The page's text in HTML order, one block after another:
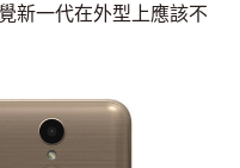
新一代在外型上應該不